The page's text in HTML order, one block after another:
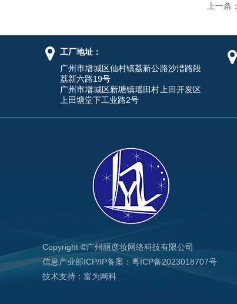
上一条：
工厂地址：
广州市增城区仙村镇荔新公路沙溍路段
荔新六路19号
广州市增城区新塘镇瑶田村上田开发区
上田塘堂下工业路2号
Copyright ©广州丽彦妆网络科技有限公司
信息产业部ICP/IP备案： 粤ICP备2023018707号
技术支持： 富为网科